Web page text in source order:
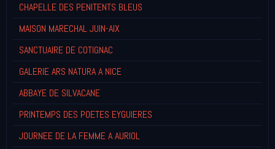
CHAPELLE DES PENITENTS BLEUS
MAISON MARECHAL JUIN-AIX
SANCTUAIRE DE COTIGNAC
GALERIE ARS NATURA A NICE
ABBAYE DE SILVACANE
PRINTEMPS DES POETES EYGUIERES
JOURNEE DE LA FEMME A AURIOL